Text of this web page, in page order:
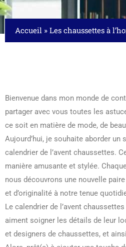
Accueil » Les chaussettes à
Bienvenue dans mon monde de
partager avec vous toutes les
ce soit en matière de mode, de
Aujourd’hui, je souhaite aborder
calendrier de l’avent chaussettes.
manière amusante et stylée.
nous découvrons une nouvelle
et d’originalité à notre tenue
Le calendrier de l’avent
aiment soigner les détails de leur
et designers de chaussettes, et